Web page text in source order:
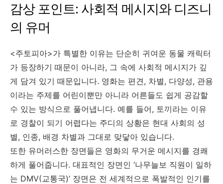
감상 포인트: 사회적 메시지와 디즈니
의 유머
<주토피아>가 특별한 이유는 단순히 귀여운 동물 캐릭터
가 등장하기 때문이 아니라, 그 속에 사회적 메시지가 깊
게 담겨 있기 때문입니다. 영화는 편견, 차별, 다양성, 관용
이라는 주제를 어린이뿐만 아니라 어른들도 쉽게 공감할
수 있는 방식으로 풀어냅니다. 예를 들어, 토끼라는 이유
로 경찰이 되기 어렵다는 주디의 상황은 현대 사회의 성
별, 인종, 배경 차별과 그대로 맞닿아 있습니다.
또한 유머러스한 장면들은 영화의 무거운 메시지를 경쾌
하게 풀어줍니다. 대표적인 장면인 ‘나무늘보 직원이 일하
는 DMV(교통국)’ 장면은 전 세계적으로 폭발적인 인기를